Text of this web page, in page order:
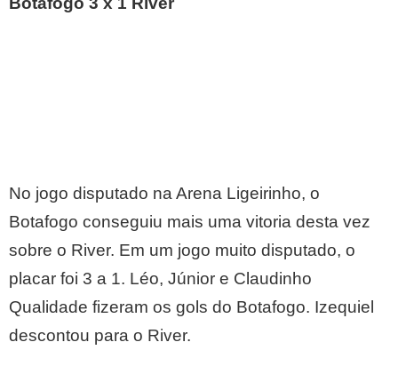
No jogo disputado na Arena Ligeirinho, o
Botafogo conseguiu mais uma vitoria desta vez
sobre o River. Em um jogo muito disputado, o
placar foi 3 a 1. Léo, Júnior e Claudinho
Qualidade fizeram os gols do Botafogo. Izequiel
descontou para o River.